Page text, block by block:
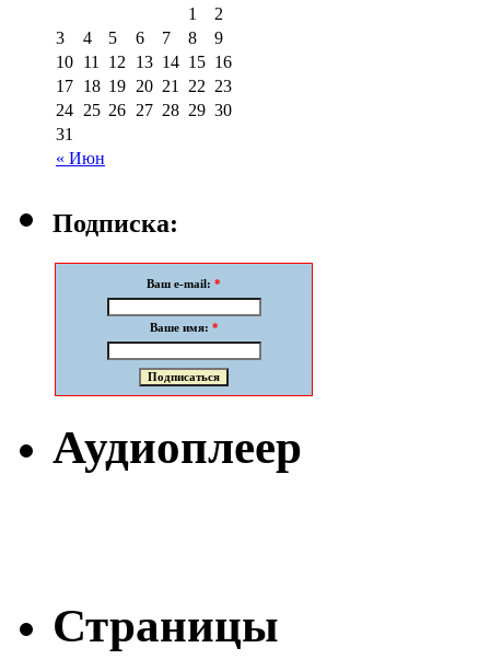
« Июн
1
2
3
4 5 6 7 8
9
10 11 12 13 14 15 16
17 18 19 20 21 22 23
24 25 26 27 28 29 30
31
Подписка:
Ваш e-mail: *
Ваше имя: *
Аудиоплеер
Страницы